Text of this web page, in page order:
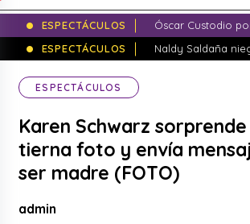
ESPECTÁCULOS
Óscar Custodio
ESPECTÁCULOS
Naldy Saldaña
ESPECTÁCULOS
Karen Schwarz
tierna foto y envía
ser madre (FOTO)
admin